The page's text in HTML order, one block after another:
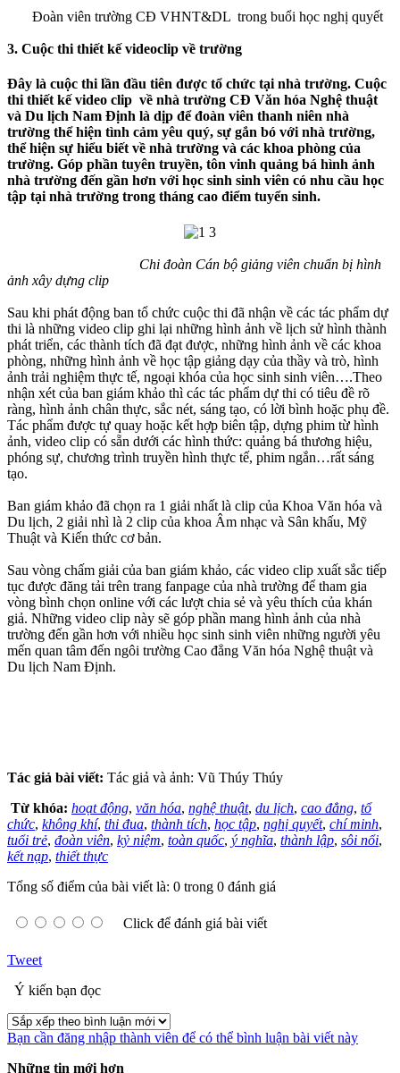
Đoàn viên trường CĐ VHNT&DL trong buổi học nghị quyết
3. Cuộc thi thiết kế videoclip về trường
Đây là cuộc thi lần đầu tiên được tổ chức tại nhà trường. Cuộc
thi thiết kế video clip về nhà trường CĐ Văn hóa Nghệ thuật
và Du lịch Nam Định là dịp để đoàn viên thanh niên nhà
trường thể hiện tình cảm yêu quý, sự gắn bó với nhà trường,
thể hiện sự hiểu biết về nhà trường và các khoa phòng của
trường. Góp phần tuyên truyền, tôn vinh quảng bá hình ảnh
nhà trường đến gần hơn với học sinh sinh viên có nhu cầu học
tập tại nhà trường trong tháng cao điểm tuyển sinh.
Chi đoàn Cán bộ giảng viên chuẩn bị hình
ảnh xây dựng clip
Sau khi phát động ban tổ chức cuộc thi đã nhận về các tác phẩm dự
thi là những video clip ghi lại những hình ảnh về lịch sử hình thành
phát triển, các thành tích đã đạt được, những hình ảnh về các khoa
phòng, những hình ảnh về học tập giảng dạy của thầy và trò, hình
ảnh trải nghiệm thực tế, ngoại khóa của học sinh sinh viên….Theo
nhận xét của ban giám khảo thì các tác phẩm dự thi có tiêu đề rõ
ràng, hình ảnh chân thực, sắc nét, sáng tạo, có lời bình hoặc phụ đề.
Tác phẩm được tự quay hoặc kết hợp biên tập, dựng phim từ hình
ảnh, video clip có sẵn dưới các hình thức: quảng bá thương hiệu,
phóng sự, chương trình truyền hình thực tế, phim ngắn…rất sáng
tạo.
Ban giám khảo đã chọn ra 1 giải nhất là clip của Khoa Văn hóa và
Du lịch, 2 giải nhì là 2 clip của khoa Âm nhạc và Sân khấu, Mỹ
Thuật và Kiến thức cơ bản.
Sau vòng chấm giải của ban giám khảo, các video clip xuất sắc tiếp
tục được đăng tải trên trang fanpage của nhà trường để tham gia
vòng bình chọn online với các lượt chia sẻ và yêu thích của khán
giả. Những video clip này sẽ góp phần mang hình ảnh của nhà
trường đến gần hơn với nhiều học sinh sinh viên những người yêu
mến quan tâm đến ngôi trường Cao đẳng Văn hóa Nghệ thuật và
Du lịch Nam Định.
Tác giả bài viết: Tác giả và ảnh: Vũ Thúy Thúy
Từ khóa: hoạt động, văn hóa, nghệ thuật, du lịch, cao đẳng, tổ
chức, không khí, thi đua, thành tích, học tập, nghị quyết, chí minh,
tuổi trẻ, đoàn viên, kỷ niệm, toàn quốc, ý nghĩa, thành lập, sôi nổi,
kết nạp, thiết thực
Tổng số điểm của bài viết là: 0 trong 0 đánh giá
Click để đánh giá bài viết
Tweet
Ý kiến bạn đọc
Bạn cần đăng nhập thành viên để có thể bình luận bài viết này
Những tin mới hơn